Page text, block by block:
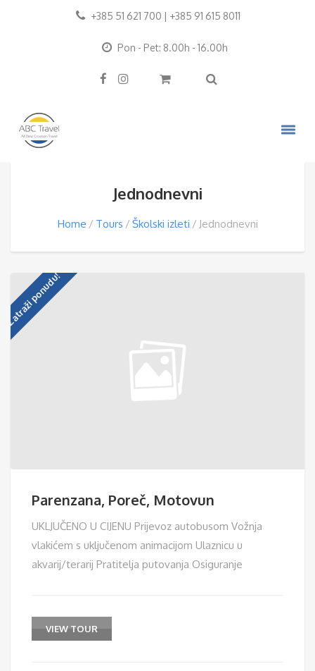
+385 51 621 700 | +385 91 615 8011
Pon - Pet: 8.00h - 16.00h
Jednodnevni
Home Tours Školski izleti Jednodnevni
Zatraži ponudu!
Parenzana, Poreč, Motovun
UKLJUČENO U CIJENU Prijevoz autobusom Vožnja
vlakićem s uključenom animacijom Ulaznicu u
akvarij/terarij Pratitelja putovanja Osiguranje
VIEW TOUR